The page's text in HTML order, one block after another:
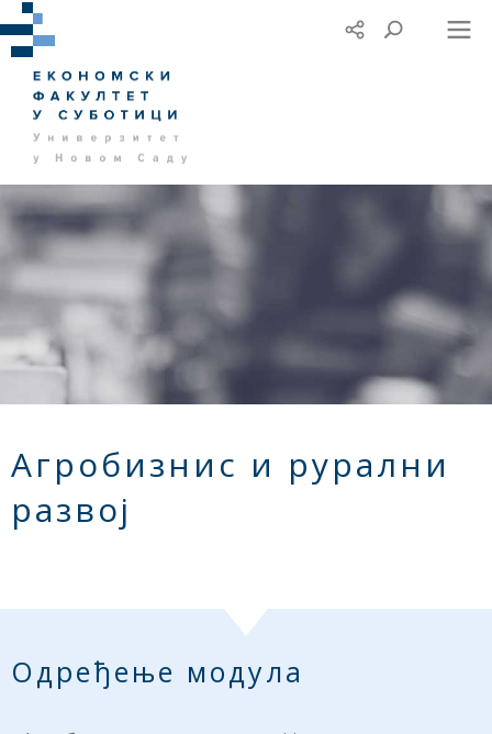
Агробизнис и рурални
развој
Одређење модула